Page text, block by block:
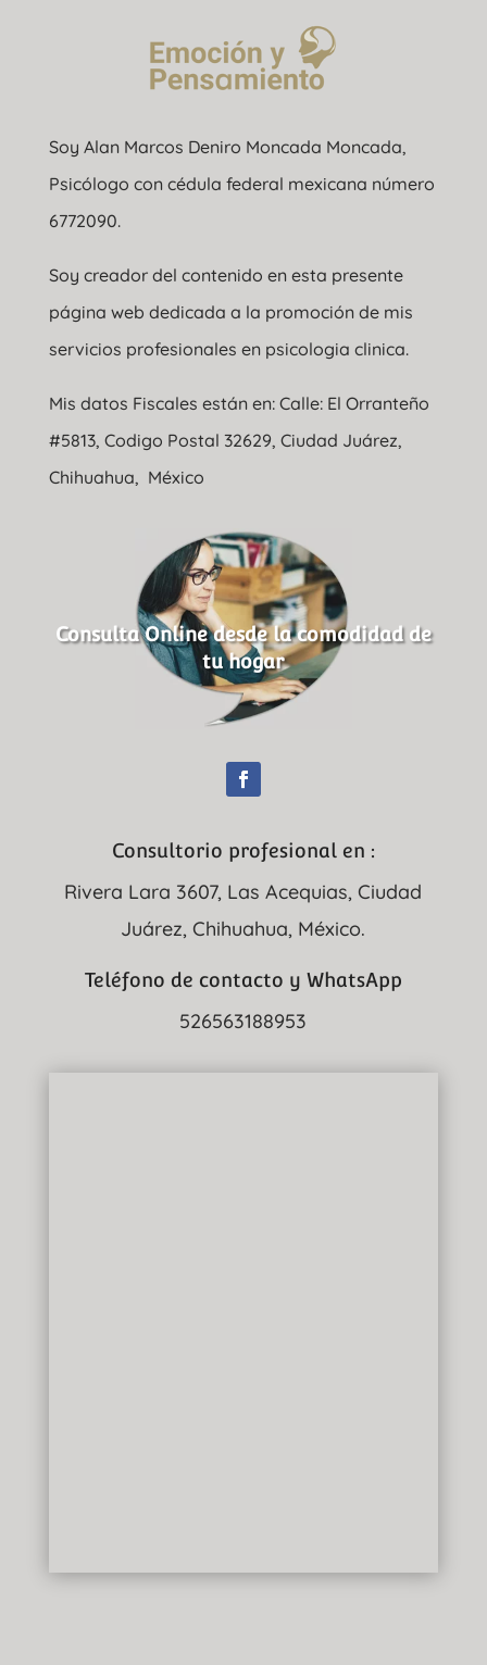
Soy Alan Marcos Deniro Moncada Moncada,
Psicólogo con cédula federal mexicana número
6772090.
Soy creador del contenido en esta presente
página web dedicada a la promoción de mis
servicios profesionales en psicologia clinica.
Mis datos Fiscales están en: Calle: El Orranteño
#5813, Codigo Postal 32629, Ciudad Juárez,
Chihuahua, México
Consulta Online desde la comodidad de
tu hogar
Consultorio profesional en :
Rivera Lara 3607, Las Acequias, Ciudad
Juárez, Chihuahua, México.
Teléfono de contacto y WhatsApp
526563188953